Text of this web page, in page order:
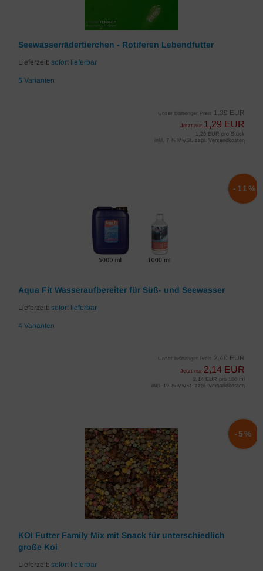
Seewasserrädertierchen - Rotiferen Lebendfutter
Lieferzeit: sofort lieferbar
5 Varianten
Unser bisheriger Preis 1,39 EUR
Jetzt nur 1,29 EUR
1,29 EUR pro Stück
inkl. 7 % MwSt. zzgl. Versandkosten
Aqua Fit Wasseraufbereiter für Süß- und Seewasser
Lieferzeit: sofort lieferbar
4 Varianten
Unser bisheriger Preis 2,40 EUR
Jetzt nur 2,14 EUR
-11%
2,14 EUR pro 100 ml
inkl. 19 % MwSt. zzgl. Versandkosten
KOI Futter Family Mix mit Snack für unterschiedlich
große Koi
Lieferzeit: sofort lieferbar
-5%